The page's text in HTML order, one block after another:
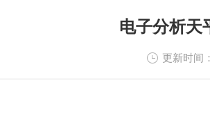
电子分析天
更新时